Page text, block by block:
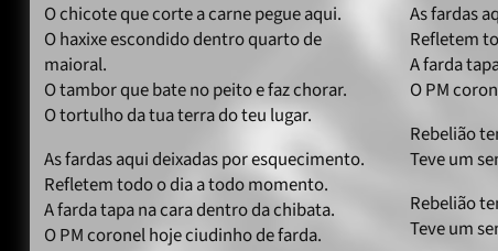
O chicote que corte a carne pegue aqui.
O haxixe escondido dentro quarto de
maioral.
O tambor que bate no peito e faz chorar.
O tortulho da tua terra do teu lugar.
As fardas aqui deixadas por esquecimento.
Refletem todo o dia a todo momento.
A farda tapa na cara dentro da chibata.
O PM coronel hoje ciudinho de farda.
As fardas
Refletem
A farda
O PM
Rebelião
Teve um
Rebelião
Teve um